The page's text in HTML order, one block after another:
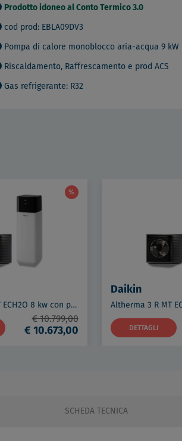
Prodotto idoneo al Conto Termico 3.0
cod prod: EBLA09DV3
Pompa di calore monoblocco aria-acqua 9 kW
Riscaldamento, Raffrescamento e prod ACS
Gas refrigerante: R32
%
Altherma 3 R MT ECH2O 8 kw con pompa di calore aria - acqua a pavimento - serbatoio 294 lt -Trifase codice prod: ELSX(B)12P30E ERRA08EW1 BRC1HH
€ 10.799,00
€ 10.673,00
Daikin
DETTAGLI
SCHEDA TECNICA